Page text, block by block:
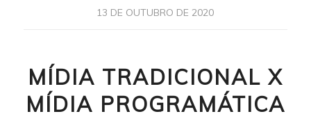
13 DE OUTUBRO DE 2020
MÍDIA TRADICIONAL X
MÍDIA PROGRAMÁTICA